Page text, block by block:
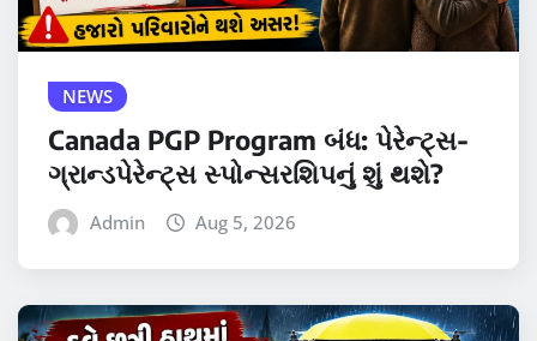
NEWS
Canada PGP Program બંધ: પેરેન્ટ્સ-
ગ્રાન્ડપેરેન્ટ્સ સ્પોન્સરશિપનું શું થશે?
Admin Aug 5, 2026